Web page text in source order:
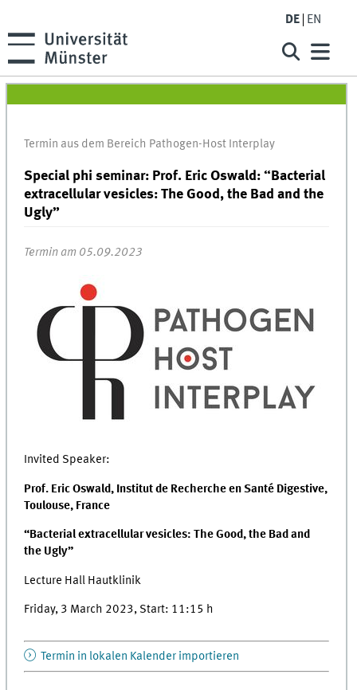
DE EN
Termin aus dem Bereich Pathogen-Host Interplay
Special phi seminar: Prof. Eric Oswald: “Bacterial
extracellular vesicles: The Good, the Bad and the
Ugly”
Termin am 05.09.2023
Invited Speaker:
Prof. Eric Oswald, Institut de Recherche en Santé Digestive,
Toulouse, France
“Bacterial extracellular vesicles: The Good, the Bad and
the Ugly”
Lecture Hall Hautklinik
Friday, 3 March 2023, Start: 11:15 h
Termin in lokalen Kalender importieren